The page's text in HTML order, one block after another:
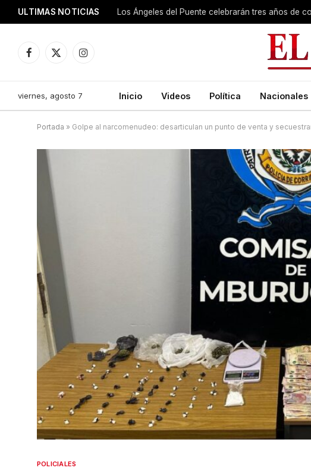
ULTIMAS NOTICIAS Los Ángeles del Puente celebrarán tres años de
Facebook
X
Instagram
viernes, agosto 7 Inicio Videos Política Nacionales
Portada » Golpe al narcomenudeo: desarticulan un punto de venta y
POLICIALES